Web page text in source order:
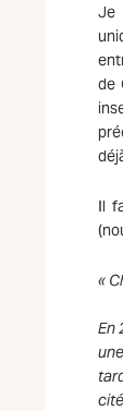
Je
de
Il
«
En